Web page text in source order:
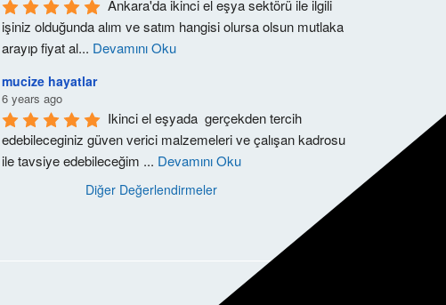
Ankara'da ikinci el eşya sektörü ile ilgili
işiniz olduğunda alım ve satım hangisi olursa olsun mutlaka
arayıp fiyat al... Devamını Oku
mucize hayatlar
6 years ago
Ikinci el eşyada  gerçekden tercih
edebileceginiz güven verici malzemeleri ve çalışan kadrosu
ile tavsiye edebileceğim ... Devamını Oku
Diğer Değerlendirmeler